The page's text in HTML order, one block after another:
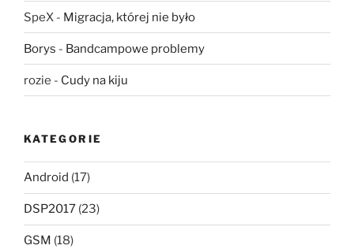
SpeX - Migracja, której nie było
Borys - Bandcampowe problemy
rozie - Cudy na kiju
KATEGORIE
Android (17)
DSP2017 (23)
GSM (18)